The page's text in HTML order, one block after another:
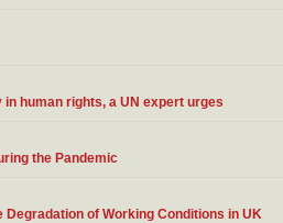
human rights, a UN expert urges
the Pandemic
Degradation of Working Conditions in UK